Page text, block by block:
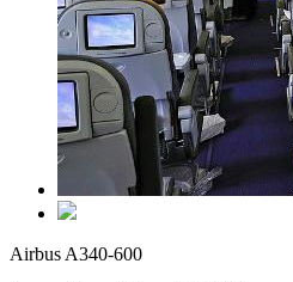
Airbus A340-600